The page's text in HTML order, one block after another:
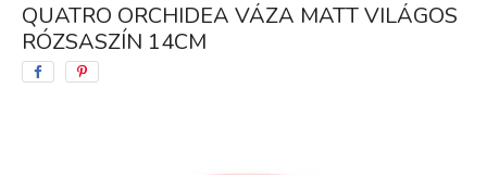
QUATRO ORCHIDEA VÁZA MATT VILÁGOS
RÓZSASZÍN 14CM